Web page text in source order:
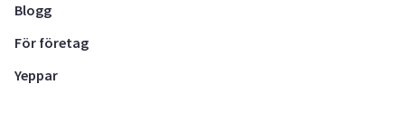
Blogg
För företag
Yeppar